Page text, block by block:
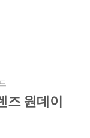
즈 원데이